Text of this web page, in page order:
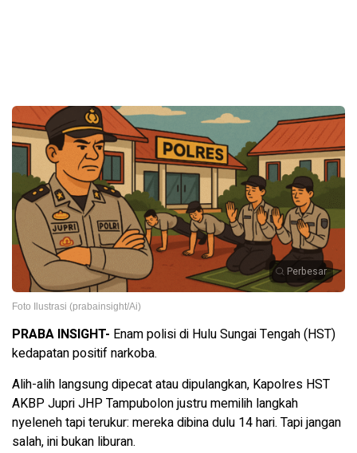
Perbesar
Foto Ilustrasi (prabainsight/Ai)
PRABA INSIGHT- Enam polisi di Hulu Sungai Tengah (HST)
kedapatan positif narkoba.
Alih-alih langsung dipecat atau dipulangkan, Kapolres HST
AKBP Jupri JHP Tampubolon justru memilih langkah
nyeleneh tapi terukur: mereka dibina dulu 14 hari. Tapi jangan
salah, ini bukan liburan.